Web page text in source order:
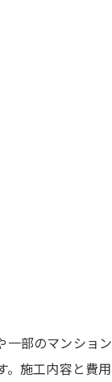
部のマンショ
施工内容と費